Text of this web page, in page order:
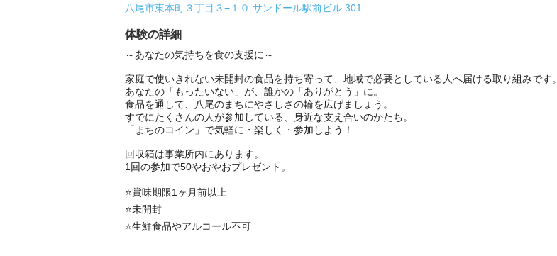
八尾市東本町３丁目３−１０ サンドール駅前ビル 301
体験の詳細
～あなたの気持ちを食の支援に～
家庭で使いきれない未開封の食品を持ち寄って、地域で必要としている人へ届ける取り組みです。
あなたの「もったいない」が、誰かの「ありがとう」に。
食品を通して、八尾のまちにやさしさの輪を広げましょう。
すでにたくさんの人が参加している、身近な支え合いのかたち。
「まちのコイン」で気軽に・楽しく・参加しよう！
回収箱は事業所内にあります。
1回の参加で50やおやおプレゼント。
⭐️賞味期限1ヶ月前以上
⭐️未開封